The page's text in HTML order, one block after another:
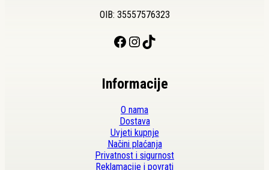
OIB: 35557576323
Facebook Instagram TikTok
Informacije
O nama
Dostava
Uvjeti kupnje
Načini plaćanja
Privatnost i sigurnost
Reklamacije i povrati